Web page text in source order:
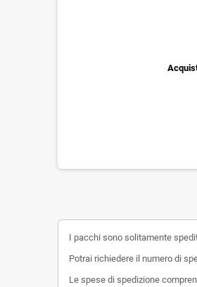
I pacchi sono solitamente
Potrai richiedere il numero di
Le spese di spedizione